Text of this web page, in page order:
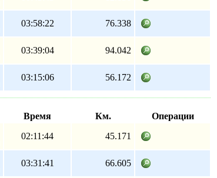
03:58:22 76.338
03:39:04 94.042
03:15:06 56.172
Время Км.
Операции
02:11:44 45.171
03:31:41 66.605